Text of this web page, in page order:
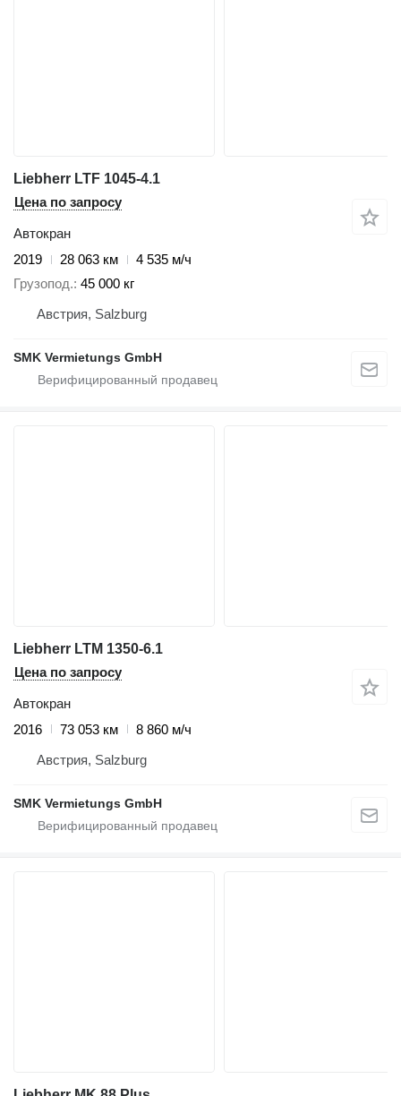
Liebherr LTF 1045-4.1
Цена по запросу
Автокран
2019
28 063 км
4 535 м/ч
Грузопод. 45 000 кг
Австрия, Salzburg
SMK Vermietungs GmbH
Liebherr LTM 1350-6.1
Цена по запросу
Автокран
2016
73 053 км
8 860 м/ч
Австрия, Salzburg
SMK Vermietungs GmbH